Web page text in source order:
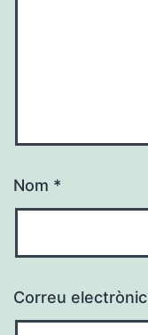
Nom *
Correu electrònic